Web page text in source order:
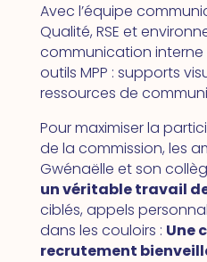
Avec l’équipe
Qualité, RSE et
communication interne
outils MPP : supports
ressources de
Pour maximiser la
de la commission, les
Gwénaëlle et son
un véritable travail
ciblés, appels
dans les couloirs : Une
recrutement